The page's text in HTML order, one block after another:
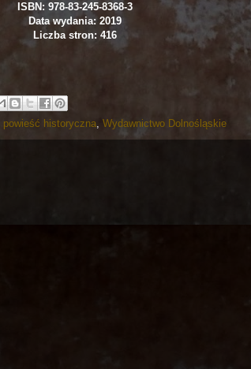
ISBN: 978-83-245-8368-3
Data wydania: 2019
Liczba stron: 416
powieść historyczna, Wydawnictwo Dolnośląskie